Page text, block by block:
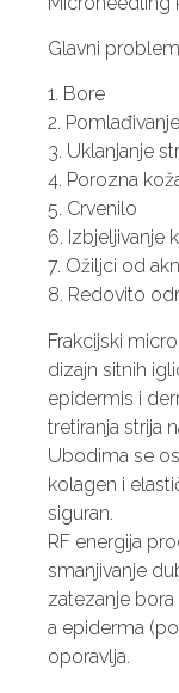
Glavni
1. Bore
2.
3. Uklanjanje
4. Porozna
5. Crvenilo
6. Izbjeljivanje
7. Ožiljci od
8. Redovito
Frakcijski
dizajn sitnih
epidermis i
tretiranja strija
Ubodima se
kolagen i
siguran.
RF energija
smanjivanje
zatezanje
a epiderma
oporavlja.